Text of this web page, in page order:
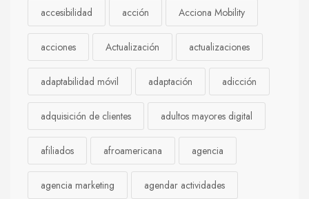
accesibilidad acción Acciona Mobility
acciones Actualización actualizaciones
adaptabilidad móvil adaptación adicción
adquisición de clientes adultos mayores digital
afiliados afroamericana agencia
agencia marketing agendar actividades